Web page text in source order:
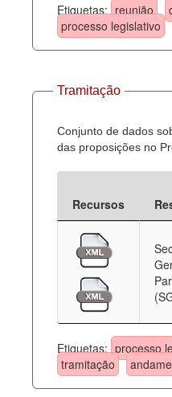
Etiquetas: reunião
processo legislativo
Tramitação
Conjunto de dados
das proposições no
Recursos
Etiquetas: processo
tramitação